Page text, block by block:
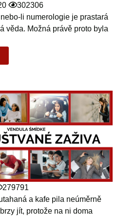
302306
li numerologie je prastará
věda. Možná právě proto byla
279791
a kafe pila neúměrně
jít, protože na ni doma